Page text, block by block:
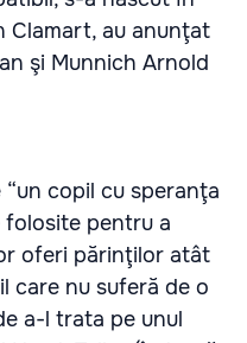
Clamart, au anunţat
şi Munnich Arnold
copil cu speranţa
folosite pentru a
oferi părinţilor atât
care nu suferă de o
a-l trata pe unul